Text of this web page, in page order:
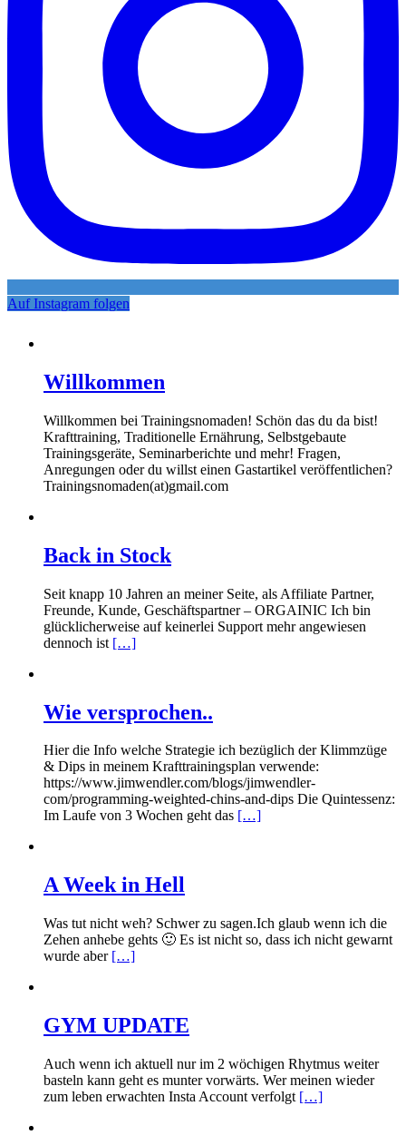
Auf Instagram folgen
Willkommen
Willkommen bei Trainingsnomaden! Schön das du da bist!
Krafttraining, Traditionelle Ernährung, Selbstgebaute
Trainingsgeräte, Seminarberichte und mehr! Fragen,
Anregungen oder du willst einen Gastartikel veröffentlichen?
Trainingsnomaden(at)gmail.com
Back in Stock
Seit knapp 10 Jahren an meiner Seite, als Affiliate Partner,
Freunde, Kunde, Geschäftspartner – ORGAINIC Ich bin
glücklicherweise auf keinerlei Support mehr angewiesen
dennoch ist […]
Wie versprochen..
Hier die Info welche Strategie ich bezüglich der Klimmzüge
& Dips in meinem Krafttrainingsplan verwende:
https://www.jimwendler.com/blogs/jimwendler-
com/programming-weighted-chins-and-dips Die Quintessenz:
Im Laufe von 3 Wochen geht das […]
A Week in Hell
Was tut nicht weh? Schwer zu sagen.Ich glaub wenn ich die
Zehen anhebe gehts 🙂 Es ist nicht so, dass ich nicht gewarnt
wurde aber […]
GYM UPDATE
Auch wenn ich aktuell nur im 2 wöchigen Rhytmus weiter
basteln kann geht es munter vorwärts. Wer meinen wieder
zum leben erwachten Insta Account verfolgt […]